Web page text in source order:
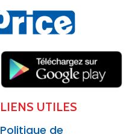
LIENS UTILES
Politique de